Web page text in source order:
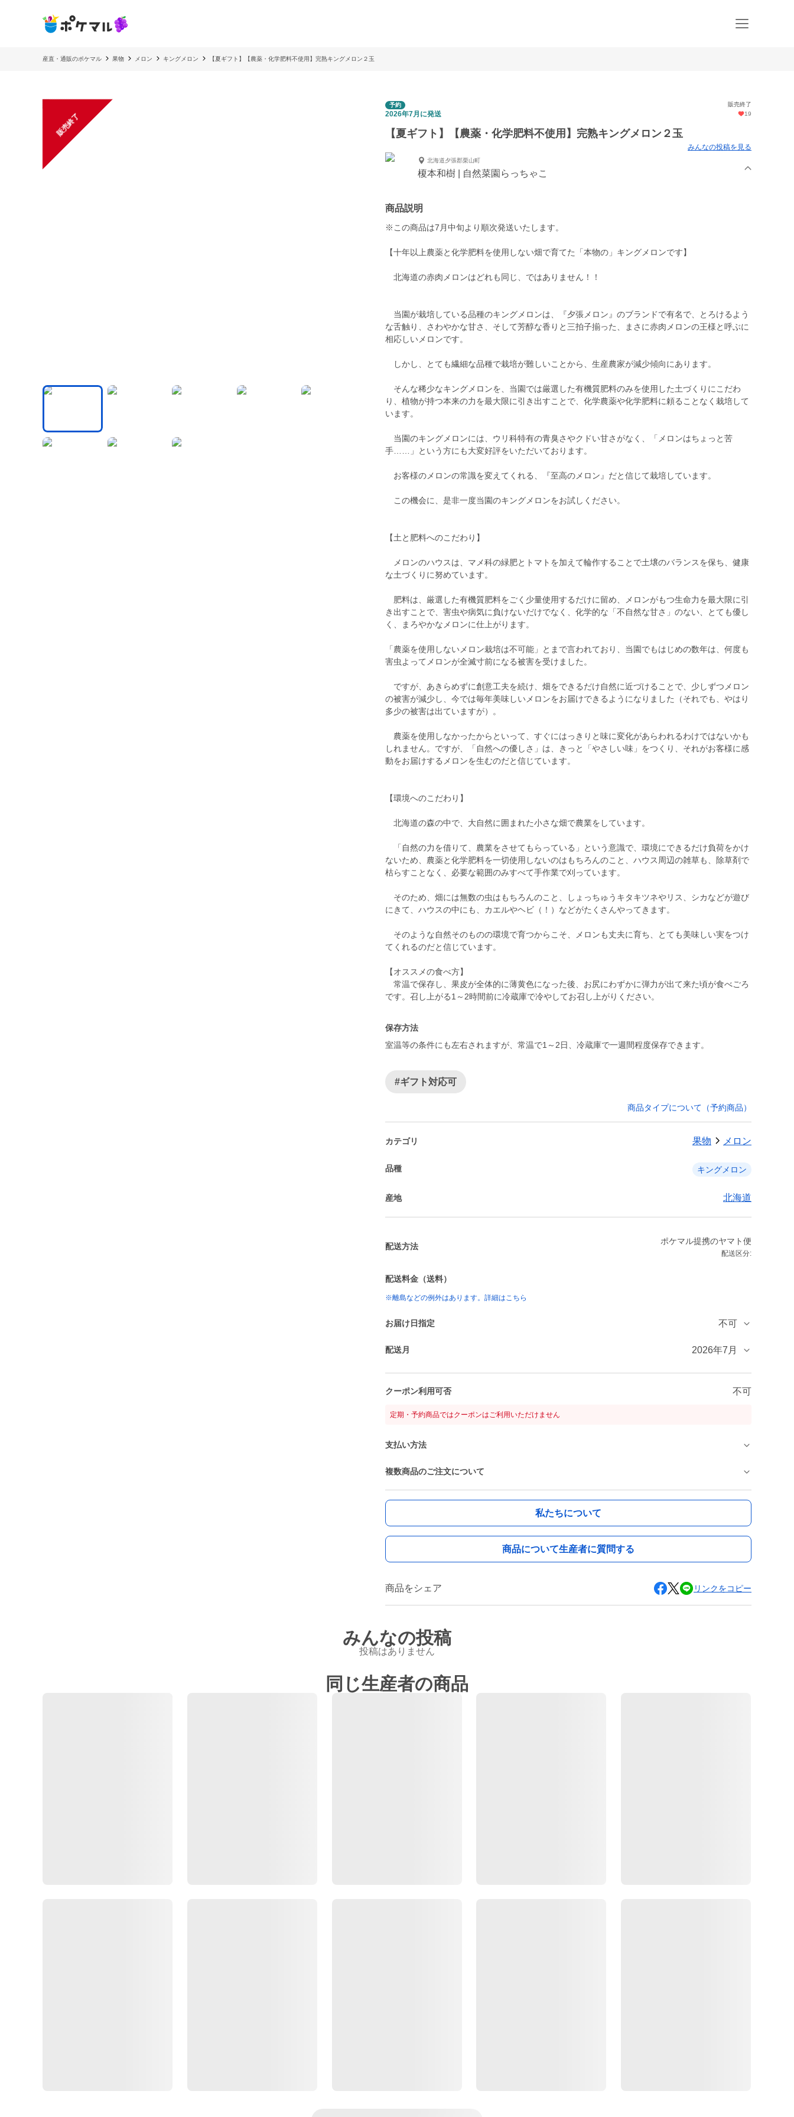
産直・通販のポケマル 果物 メロン キングメロン 【夏ギフト】【農薬・化学肥料不使用】完熟キングメロン２玉
販売終了
予約 販売終了
2026年7月に発送 19
【夏ギフト】【農薬・化学肥料不使用】完熟キングメロン２玉
みんなの投稿を見る
北海道夕張郡栗山町
榎本和樹 | 自然菜園らっちゃこ
商品説明
※この商品は7月中旬より順次発送いたします。
【十年以上農薬と化学肥料を使用しない畑で育てた「本物の」キングメロンです】
北海道の赤肉メロンはどれも同じ、ではありません！！
当園が栽培している品種のキングメロンは、『夕張メロン』のブランドで有名で、とろけるよう
な舌触り、さわやかな甘さ、そして芳醇な香りと三拍子揃った、まさに赤肉メロンの王様と呼ぶに
相応しいメロンです。
しかし、とても繊細な品種で栽培が難しいことから、生産農家が減少傾向にあります。
そんな稀少なキングメロンを、当園では厳選した有機質肥料のみを使用した土づくりにこだわ
り、植物が持つ本来の力を最大限に引き出すことで、化学農薬や化学肥料に頼ることなく栽培して
います。
当園のキングメロンには、ウリ科特有の青臭さやクドい甘さがなく、「メロンはちょっと苦
手……」という方にも大変好評をいただいております。
お客様のメロンの常識を変えてくれる、『至高のメロン』だと信じて栽培しています。
この機会に、是非一度当園のキングメロンをお試しください。
【土と肥料へのこだわり】
メロンのハウスは、マメ科の緑肥とトマトを加えて輪作することで土壌のバランスを保ち、健康
な土づくりに努めています。
肥料は、厳選した有機質肥料をごく少量使用するだけに留め、メロンがもつ生命力を最大限に引
き出すことで、害虫や病気に負けないだけでなく、化学的な「不自然な甘さ」のない、とても優し
く、まろやかなメロンに仕上がります。
「農薬を使用しないメロン栽培は不可能」とまで言われており、当園でもはじめの数年は、何度も
害虫よってメロンが全滅寸前になる被害を受けました。
ですが、あきらめずに創意工夫を続け、畑をできるだけ自然に近づけることで、少しずつメロン
の被害が減少し、今では毎年美味しいメロンをお届けできるようになりました（それでも、やはり
多少の被害は出ていますが）。
農薬を使用しなかったからといって、すぐにはっきりと味に変化があらわれるわけではないかも
しれません。ですが、「自然への優しさ」は、きっと「やさしい味」をつくり、それがお客様に感
動をお届けするメロンを生むのだと信じています。
【環境へのこだわり】
北海道の森の中で、大自然に囲まれた小さな畑で農業をしています。
「自然の力を借りて、農業をさせてもらっている」という意識で、環境にできるだけ負荷をかけ
ないため、農薬と化学肥料を一切使用しないのはもちろんのこと、ハウス周辺の雑草も、除草剤で
枯らすことなく、必要な範囲のみすべて手作業で刈っています。
そのため、畑には無数の虫はもちろんのこと、しょっちゅうキタキツネやリス、シカなどが遊び
にきて、ハウスの中にも、カエルやヘビ（！）などがたくさんやってきます。
そのような自然そのものの環境で育つからこそ、メロンも丈夫に育ち、とても美味しい実をつけ
てくれるのだと信じています。
【オススメの食べ方】
常温で保存し、果皮が全体的に薄黄色になった後、お尻にわずかに弾力が出て来た頃が食べごろ
保存方法
室温等の条件にも左右されますが、常温で1～2日、冷蔵庫で一週間程度保存できます。
#ギフト対応可
商品タイプについて（予約商品）
カテゴリ 果物 メロン
品種 キングメロン
産地 北海道
配送方法
ポケマル提携のヤマト便
配送区分:
配送料金（送料）
※離島などの例外はあります。詳細はこちら
お届け日指定 不可
配送月 2026年7月
クーポン利用可否 不可
定期・予約商品ではクーポンはご利用いただけません
支払い方法
複数商品のご注文について
私たちについて
商品について生産者に質問する
商品をシェア リンクをコピー
みんなの投稿
投稿はありません
同じ生産者の商品